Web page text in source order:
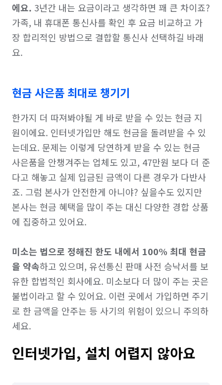
에요. 3년간 내는 요금이라고 생각하면 꽤 큰 차이죠?
가족, 내 휴대폰 통신사를 확인 후 요금 비교하고 가
장 합리적인 방법으로 결합할 통신사 선택하길 바래
요.
현금 사은품 최대로 챙기기
한가지 더 따져봐야될 게 바로 받을 수 있는 현금 지
원이에요. 인터넷가입만 해도 현금을 돌려받을 수 있
는데요. 문제는 이렇게 당연하게 받을 수 있는 현금
사은품을 안챙겨주는 업체도 있고, 47만원 보다 더 준
다고 해놓고 실제 입금된 금액이 다른 경우가 다반사
죠. 그럼 본사가 안전한게 아니야? 싶을수도 있지만
본사는 현금 혜택을 많이 주는 대신 다양한 경합 상품
에 집중하고 있어요.
미소는 법으로 정해진 한도 내에서 100% 최대 현금
을 약속하고 있으며, 유선통신 판매 사전 승낙서를 보
유한 합법적인 회사에요. 미소보다 더 많이 주는 곳은
불법이라고 할 수 있어요. 이런 곳에서 가입하면 주기
로 한 금액을 안주는 등 사기의 위험이 있으니 주의하
세요.
인터넷가입, 설치 어렵지 않아요